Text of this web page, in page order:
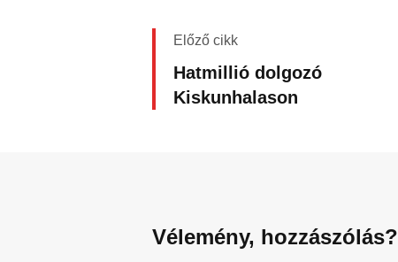
Előző cikk
Hatmillió dolgozó
Kiskunhalason
Vélemény, hozzászólás?